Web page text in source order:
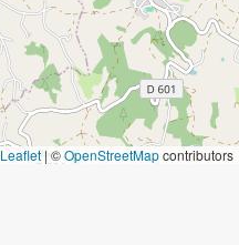
Leaflet | ©OpenStreetMapcontributors